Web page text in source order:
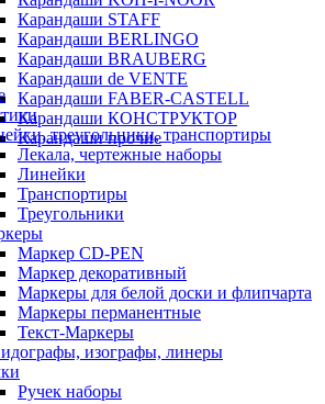
Карандаши STAFF
Карандаши BERLINGO
Карандаши BRAUBERG
Карандаши de VENTE
Карандаши FABER-CASTELL
Карандаши КОНСТРУКТОР
Карандаши прочие
треугольники, транспортиры
Лекала, чертежные наборы
Линейки
Транспортиры
Треугольники
Маркер CD-PEN
Маркер декоративный
Маркеры для белой доски и флипчарта
Маркеры перманентные
Текст-Маркеры
изографы, линеры
Ручек наборы